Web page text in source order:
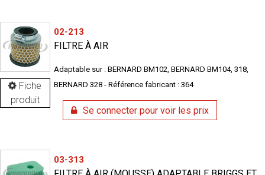
Fiche
produit
02-213
FILTRE À AIR
Adaptable sur : BERNARD BM102, BERNARD BM104, 318,
BERNARD 328 - Référence fabricant : 364
Se connecter pour voir les prix
03-313